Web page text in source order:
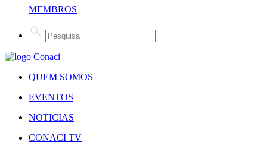
MEMBROS
QUEM SOMOS
EVENTOS
NOTICIAS
CONACI TV